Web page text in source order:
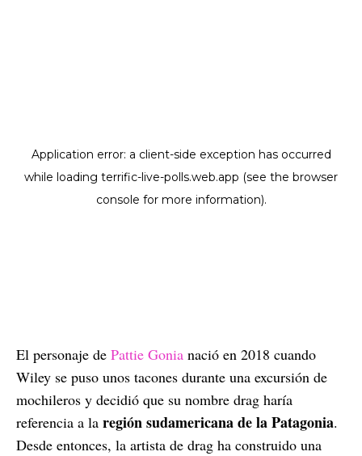
El personaje de Pattie Gonia nació en 2018 cuando
Wiley se puso unos tacones durante una excursión de
mochileros y decidió que su nombre drag haría
referencia a la región sudamericana de la Patagonia.
Desde entonces, la artista de drag ha construido una